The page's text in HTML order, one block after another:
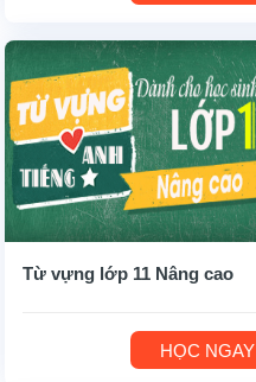
Từ vựng lớp 11 Nâng cao
HỌC NGAY